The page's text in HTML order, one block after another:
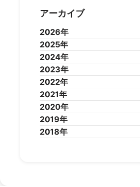
アーカイブ
2026年
2026年7月 2026年6月
2026年5月 2026年4月
2026年3月 2026年2月
2025年
2025年12月2025年11月
2025年10月2025年9月
2025年8月 2025年7月
2025年6月
2025年4月
2025年2月
2024年
2024年12月2024年11月
2024年10月2024年9月
2024年8月 2024年7月
2024年6月
2024年4月
2024年2月
2023年
2023年12月2023年11月
2023年10月2023年9月
2023年8月 2023年7月
2023年6月
2023年4月
2022年
2022年12月2022年11月
2022年10月2022年9月
2022年8月 2022年7月
2022年6月
2021年
2021年12月2021年11月
2021年10月2021年9月
2021年8月 2021年7月
2020年
2020年12月2020年11月
2020年10月2020年9月
2019年
2019年12月2019年11月
2018年